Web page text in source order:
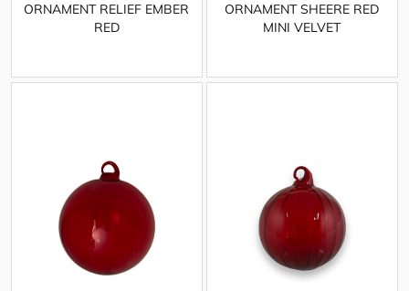
ORNAMENT RELIEF EMBER
RED
ORNAMENT SHEERE RED
MINI VELVET